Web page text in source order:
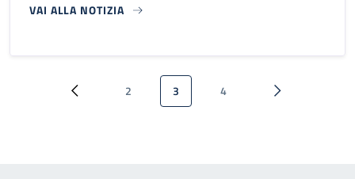
VAI ALLA NOTIZIA
Paginazione
Pagina precedente
Pagina
2 Pagina attuale
3 Pagina
4 Pagina